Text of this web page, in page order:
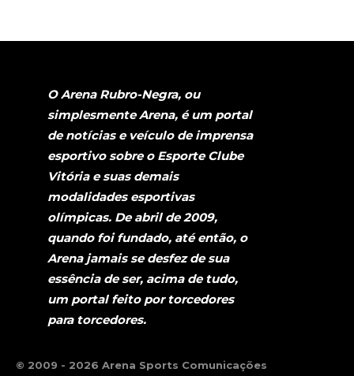
O Arena Rubro-Negra, ou
simplesmente Arena, é um portal
de notícias e veículo de imprensa
esportivo sobre o Esporte Clube
Vitória e suas demais
modalidades esportivas
olímpicas. De abril de 2009,
quando foi fundado, até então, o
Arena jamais se desfez de sua
essência de ser, acima de tudo,
um portal feito por torcedores
para torcedores.
© 2009 - 2026 Arena Sports Comunicações